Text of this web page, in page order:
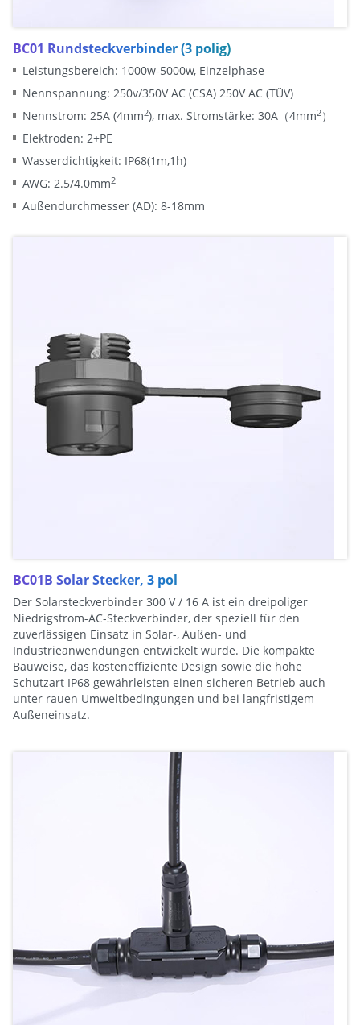
BC01 Rundsteckverbinder (3 polig)
Leistungsbereich: 1000w-5000w, Einzelphase
Nennspannung: 250v/350V AC (CSA) 250V AC (TÜV)
Nennstrom: 25A (4mm2), max. Stromstärke: 30A（4mm2）
Elektroden: 2+PE
Wasserdichtigkeit: IP68(1m,1h)
AWG: 2.5/4.0mm2
Außendurchmesser (AD): 8-18mm
BC01B Solar Stecker, 3 pol
Der Solarsteckverbinder 300 V / 16 A ist ein dreipoliger
Niedrigstrom-AC-Steckverbinder, der speziell für den
zuverlässigen Einsatz in Solar-, Außen- und
Industrieanwendungen entwickelt wurde. Die kompakte
Bauweise, das kosteneffiziente Design sowie die hohe
Schutzart IP68 gewährleisten einen sicheren Betrieb auch
unter rauen Umweltbedingungen und bei langfristigem
Außeneinsatz.